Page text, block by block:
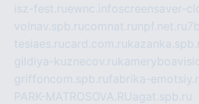
isz-fest.ruewnc.infoscreensaver-
volnav.spb.rucomnat.ru npf.net.ru
tesiaes.rucard.com.ru
gildiya-kuznecov.ru
griffoncom.spb.rufabrika-
PARK-MATROSOVA.RUagat.spb.ru